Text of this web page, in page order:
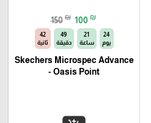
150 ₪ 100 ₪
24
يوم
21
ساعة
49
دقيقة
41
ثانية
Skechers Microspec Advance
- Oasis Point